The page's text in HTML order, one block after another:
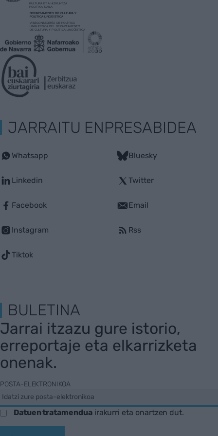
JARRAITU ENPRESABIDEA
Whatsapp
Linkedin
Facebook
Instagram
Tiktok
Bluesky
Twitter
Email
Rss
BULETINA
Jarrai itzazu gure istorio,
erreportaje eta elkarrizketa
onenak.
POSTA-ELEKTRONIKOA
Datuen tratamenduairakurri eta onartzen dut.